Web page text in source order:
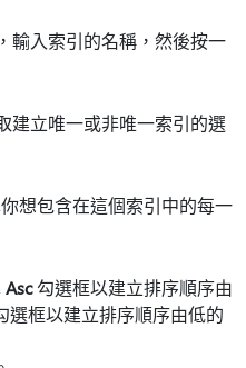
輸入索引的名稱，然後按一
建立唯一或非唯一索引的選
想包含在這個索引中的每一
Asc勾選框以建立排序順序由
選框以建立排序順序由低的